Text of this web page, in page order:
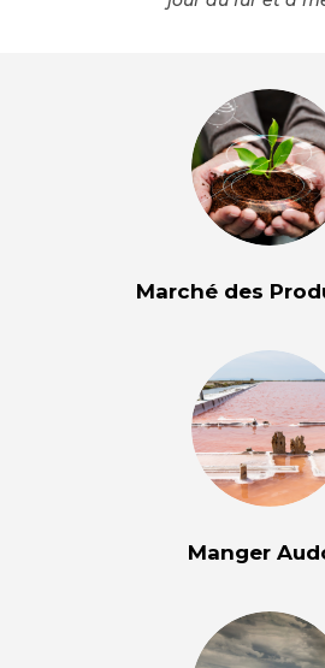
Marché des
Manger